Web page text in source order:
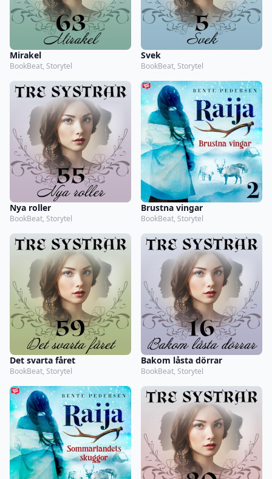
Mirakel
BookBeat, Storytel
Svek
BookBeat, Storytel
Nya roller
BookBeat, Storytel
Brustna vingar
BookBeat, Storytel
Det svarta fåret
BookBeat, Storytel
Bakom låsta dörrar
BookBeat, Storytel